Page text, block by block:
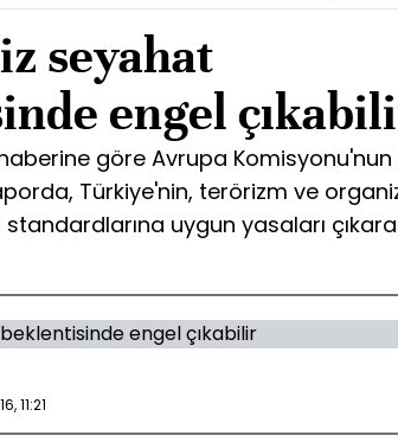
seyahat
engel
göre Avrupa
Türkiye'nin, terörizm ve
uygun yasaları
11:21